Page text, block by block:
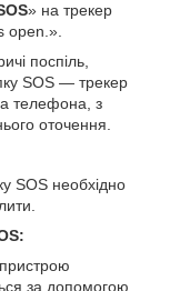
» на трекер
open.».
поспіль,
SOS — трекер
телефона, з
оточення.
SOS необхідно
за допомогою